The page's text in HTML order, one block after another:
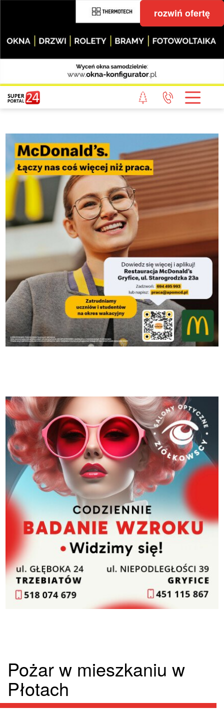
rozwiń ofertę
Pożar w mieszkaniu w
Płotach